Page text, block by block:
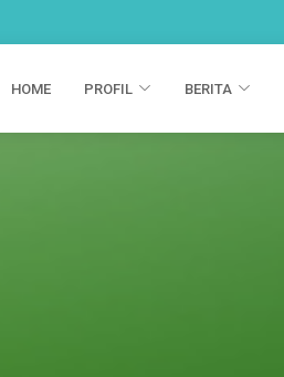
HOME PROFIL BERITA